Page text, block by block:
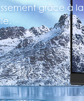
grâce à la